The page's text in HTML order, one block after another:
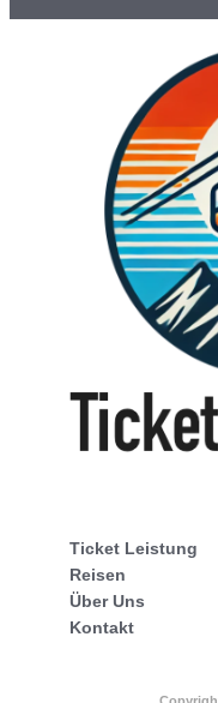
Ticket Leistung
Reisen
Über Uns
Kontakt